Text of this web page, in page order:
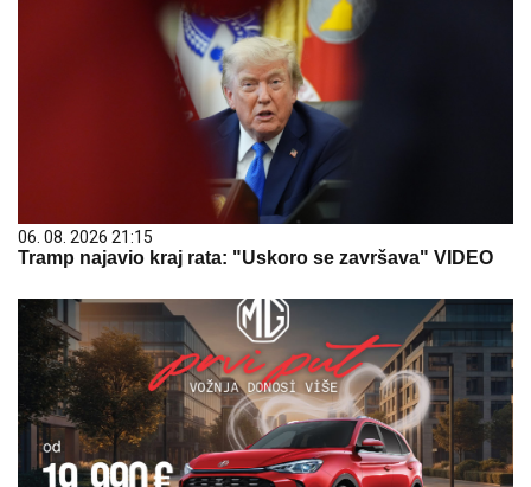
06. 08. 2026 21:15
Tramp najavio kraj rata: "Uskoro se završava" VIDEO